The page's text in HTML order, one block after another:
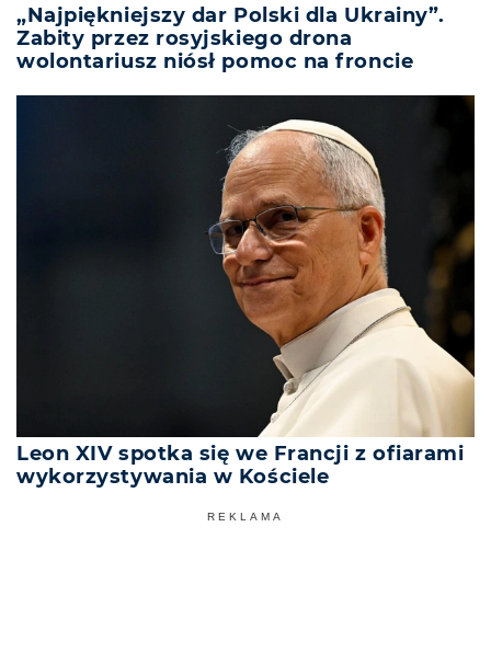
„Najpiękniejszy dar Polski dla Ukrainy”.
Zabity przez rosyjskiego drona
wolontariusz niósł pomoc na froncie
Leon XIV spotka się we Francji z ofiarami
wykorzystywania w Kościele
REKLAMA